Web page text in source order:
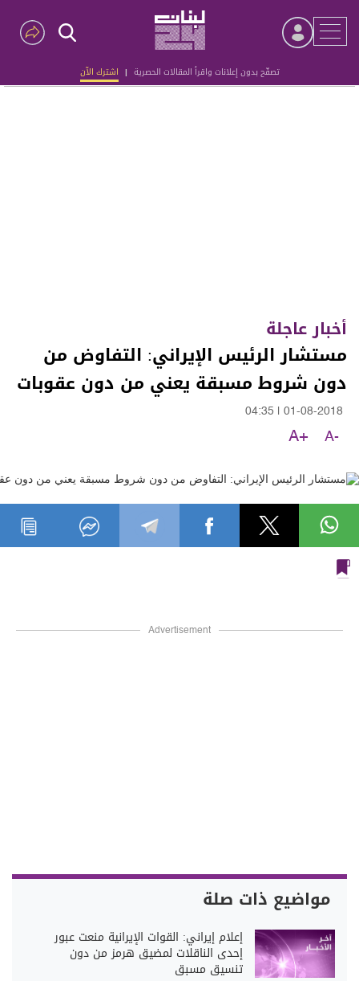
تصفّح بدون إعلانات واقرأ المقالات الحصرية | اشترك الآن
Advertisement
أخبار عاجلة
مستشار الرئيس الإيراني: التفاوض من
دون شروط مسبقة يعني من دون عقوبات
01-08-2018
04:35
A-
A+
Advertisement
مواضيع ذات صلة
إعلام إيراني: القوات الإيرانية منعت عبور
إحدى الناقلات لمضيق هرمز من دون
تنسيق مسبق